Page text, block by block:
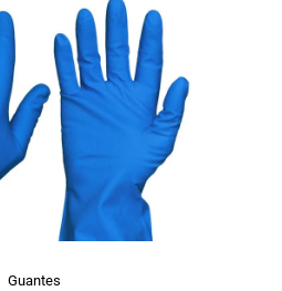
Guantes